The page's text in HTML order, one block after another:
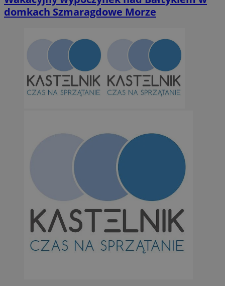
domkach Szmaragdowe Morze
Niesklasyfikowane
Niezbędne Wydajność Targetowanie
Niezbędne pliki cookie umożliwiają korzystanie z podstawowych
Domena
orzesze.com.pl
QeSessID
VISITOR_PRIVACY_METADATA
YouTube
.youtube.com